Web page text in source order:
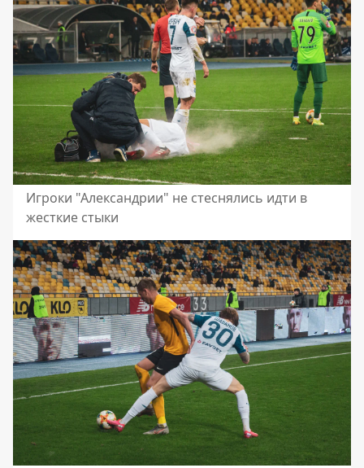
Игроки "Александрии" не стеснялись идти в
жесткие стыки